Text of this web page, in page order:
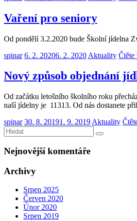
Vaření pro seniory
Od pondělí 3.2.2020 bude Školní jídelna
spinar 6. 2. 20206. 2. 2020 Aktuality Čtěte
Nový způsob objednání
Od začátku letošního školního roku
naší jídelny je 11313. Od nás dostanete
spinar 30. 8. 20191. 9. 2019 Aktuality
Nejnovější komentáře
Archivy
Srpen 2025
Červen 2020
Únor 2020
Srpen 2019